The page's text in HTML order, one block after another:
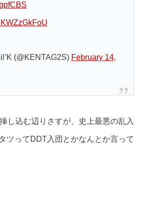
(@KENTAG2S) February 14,
し込む辺りさすが、史上最悪の乱入
ツってDDT入団とかなんとか言って